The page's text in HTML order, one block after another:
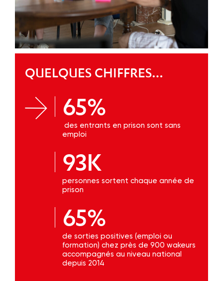
QUELQUES CHIFFRES…
65%
des entrants en prison sont sans
emploi
93K
personnes sortent chaque année de
prison
65%
de sorties positives (emploi ou
formation) chez près de 900 wakeurs
accompagnés au niveau national
depuis 2014